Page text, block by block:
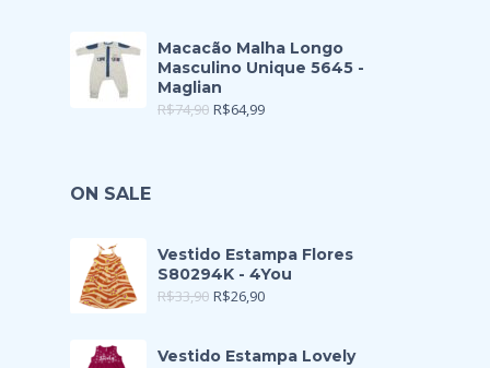
Macacão Malha Longo
Masculino Unique 5645 -
Maglian
R$74,90 R$64,99
ON SALE
Vestido Estampa Flores
S80294K - 4You
R$33,90 R$26,90
Vestido Estampa Lovely